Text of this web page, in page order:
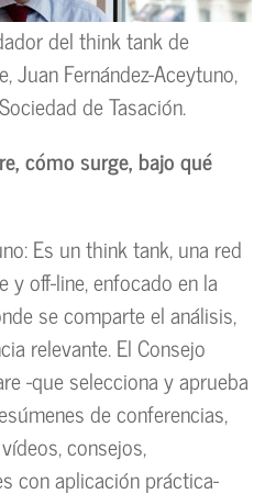
del think tank de
Juan Fernández-Aceytuno,
de Tasación.
cómo surge, bajo qué
Es un think tank, una red
y off-line, enfocado en la
se comparte el análisis,
relevante. El Consejo
-que selecciona y aprueba
de conferencias,
consejos,
con aplicación práctica-